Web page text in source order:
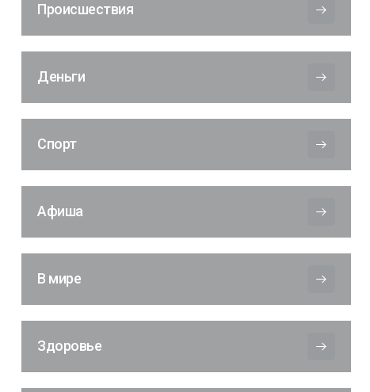
Происшествия
Деньги
Спорт
Афиша
В мире
Здоровье